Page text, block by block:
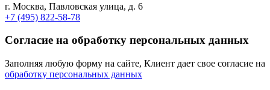
г. Москва, Павловская улица, д. 6
+7 (495) 822-58-78
Согласие на обработку персональных данных
Заполняя любую форму на сайте, Клиент дает свое согласие на
обработку персональных данных